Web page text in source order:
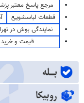
مرجع پاسخ معتبر
قطعات لباسشویی
نمایندگی بوش در
قیمت و